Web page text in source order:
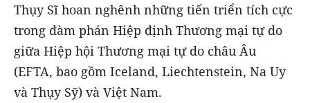
Thụy Sĩ hoan nghênh những tiến triển tích cực
trong đàm phán Hiệp định Thương mại tự do
giữa Hiệp hội Thương mại tự do châu Âu
(EFTA, bao gồm Iceland, Liechtenstein, Na Uy
và Thụy Sỹ) và Việt Nam.